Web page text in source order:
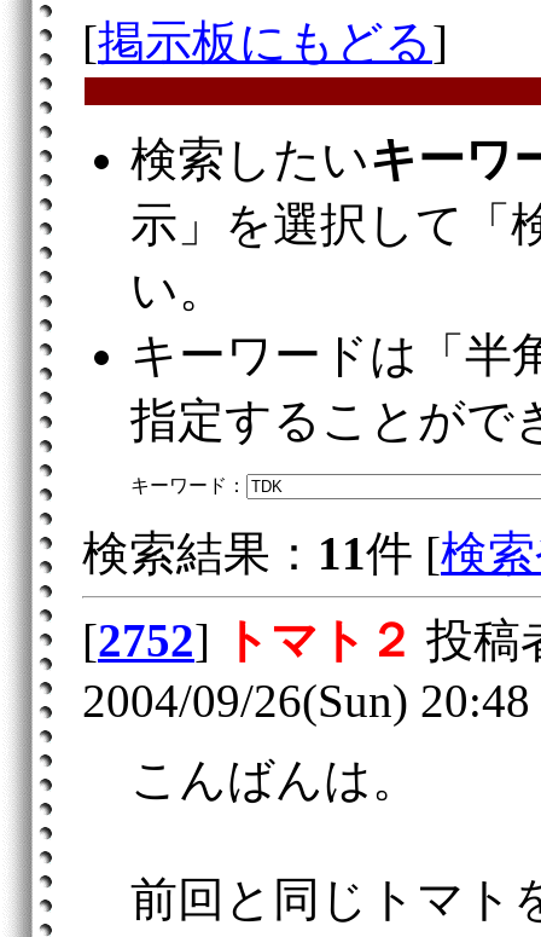
[掲示板にもどる]
検索したいキーワ
示」を選択して「
い。
キーワードは「半
指定することがで
キーワード：
検索結果： 11件 [検
[2752] トマト２ 投稿
2004/09/26(Sun) 20:48
こんばんは。
前回と同じトマト